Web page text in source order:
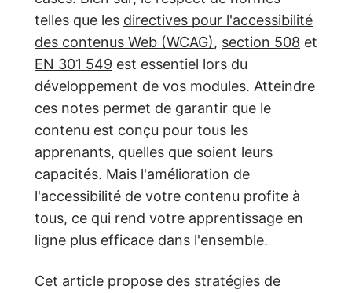
telles que les directives pour l'accessibilité
des contenus Web (WCAG), section 508 et
EN 301 549 est essentiel lors du
développement de vos modules. Atteindre
ces notes permet de garantir que le
contenu est conçu pour tous les
apprenants, quelles que soient leurs
capacités. Mais l'amélioration de
l'accessibilité de votre contenu profite à
tous, ce qui rend votre apprentissage en
ligne plus efficace dans l'ensemble.
Cet article propose des stratégies de